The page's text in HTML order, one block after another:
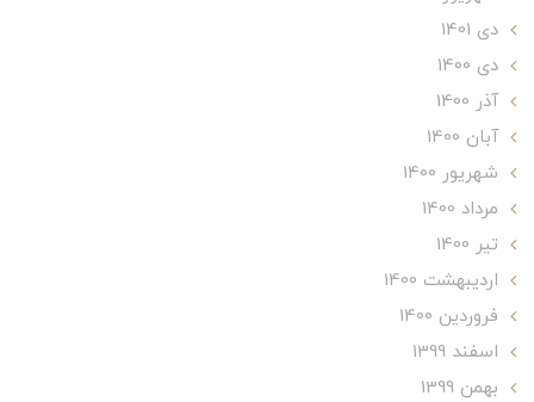
دی 1401
دی 1400
آذر 1400
آبان 1400
شهریور 1400
مرداد 1400
تير 1400
ارديبهشت 1400
فروردین 1400
اسفند 1399
بهمن 1399